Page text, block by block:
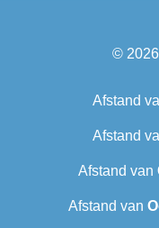
© 2026
Afstand
Afstand
Afstand van
Afstand van